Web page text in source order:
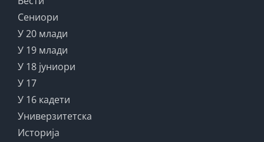
Сениори
У 20 млади
У 19 млади
У 18 јуниори
У 17
У 16 кадети
Универзитетска
Историја